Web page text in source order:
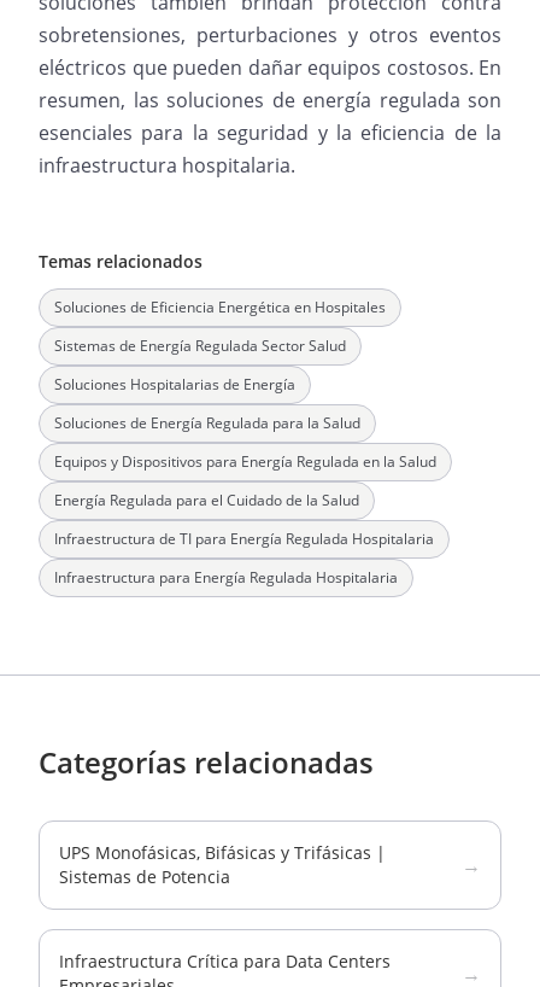
sobretensiones, perturbaciones y otros eventos
eléctricos que pueden dañar equipos costosos. En
resumen, las soluciones de energía regulada son
esenciales para la seguridad y la eficiencia de la
infraestructura hospitalaria.
Temas relacionados
Soluciones de Eficiencia Energética en Hospitales
Sistemas de Energía Regulada Sector Salud
Soluciones Hospitalarias de Energía
Soluciones de Energía Regulada para la Salud
Equipos y Dispositivos para Energía Regulada en la Salud
Energía Regulada para el Cuidado de la Salud
Infraestructura de TI para Energía Regulada Hospitalaria
Infraestructura para Energía Regulada Hospitalaria
Categorías relacionadas
UPS Monofásicas, Bifásicas y Trifásicas |
Sistemas de Potencia
→
Infraestructura Crítica para Data Centers
→